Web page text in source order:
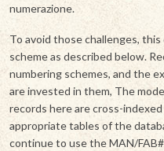
numerazione.
To avoid those challenges,
scheme as described below.
numbering schemes, and the
are invested in them, The
records here are cross-
appropriate tables of the
continue to use the MAN/